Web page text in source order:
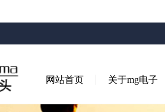
网站首页 关于mg电子